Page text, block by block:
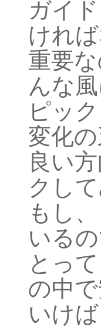
ガイ
けれ
重要
んな
ピッ
変化
良い
クし
もし
いる
とっ
の中
いけ